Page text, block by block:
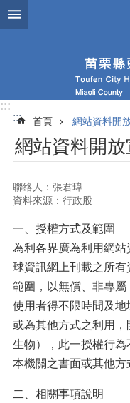
跳到主要內容區塊
:::
:::
首頁 網站資料開
網站資料開放
聯絡人：張君瑋
資料來源：行政股
一、授權方式及範圍
為利各界廣為利用網
球資訊網上刊載之所
範圍，以無償、非專屬
使用者得不限時間及
或為其他方式之利用
生物），此一授權行
本機關之書面或其他方
二、相關事項說明